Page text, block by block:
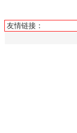
友情链接：